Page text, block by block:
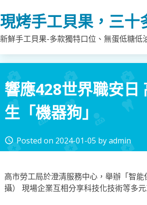
to
content
現烤手工貝果，三
新鮮手工貝果-多款獨特口位、無蛋低糖
響應428世界職安日
生「機器狗」
access_time Posted on 2024-01-05 byadmin
高市勞工局於澄清服務中心，舉辦「智
攝） 現場企業互相分享科技化技術等多